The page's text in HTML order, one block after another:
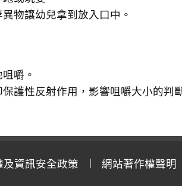
物讓幼兒拿到放入口中。
嚼。
護性反射作用，影響咀嚼大小的判
及資訊安全政策 網站著作權聲明